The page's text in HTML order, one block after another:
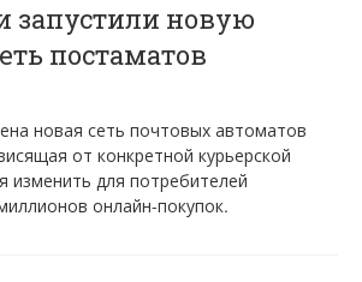
запустили новую
постаматов
новая сеть почтовых автоматов
от конкретной курьерской
изменить для потребителей
онлайн-покупок.